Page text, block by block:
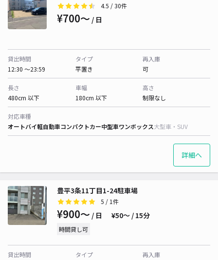
4.5 / 30件
¥700〜 / 日
貸出時間
12:30 〜23:59
タイプ
平置き
再入庫
可
長さ
480cm 以下
車幅
180cm 以下
高さ
制限なし
対応車種
オートバイ軽自動車コンパクトカー中型車ワンボックス大型車・SUV
詳細へ
豊平3条11丁目1-24駐車場
5 / 1件
¥900〜 / 日 ¥50〜 / 15分
時間貸し可
貸出時間
タイプ
再入庫